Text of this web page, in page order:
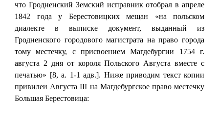
что Гродненский Земский исправник отобрал в апреле
1842 года у Берестовицких мещан «на польском
диалекте в выписке документ, выданный из
Гродненского городового магистрата на право города
тому местечку, с присвоением Магдебургии 1754 г.
августа 2 дня от короля Польского Августа вместе с
печатью» [8, а. 1-1 адв.]. Ниже приводим текст копии
привилеи Августа III на Магдебургское право местечку
Большая Берестовица: